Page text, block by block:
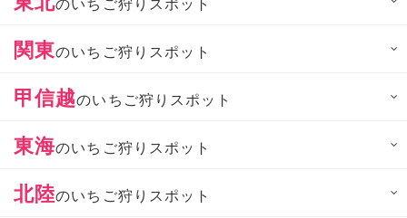
関東のいちご狩りスポット
甲信越のいちご狩りスポット
東海のいちご狩りスポット
北陸のいちご狩りスポット